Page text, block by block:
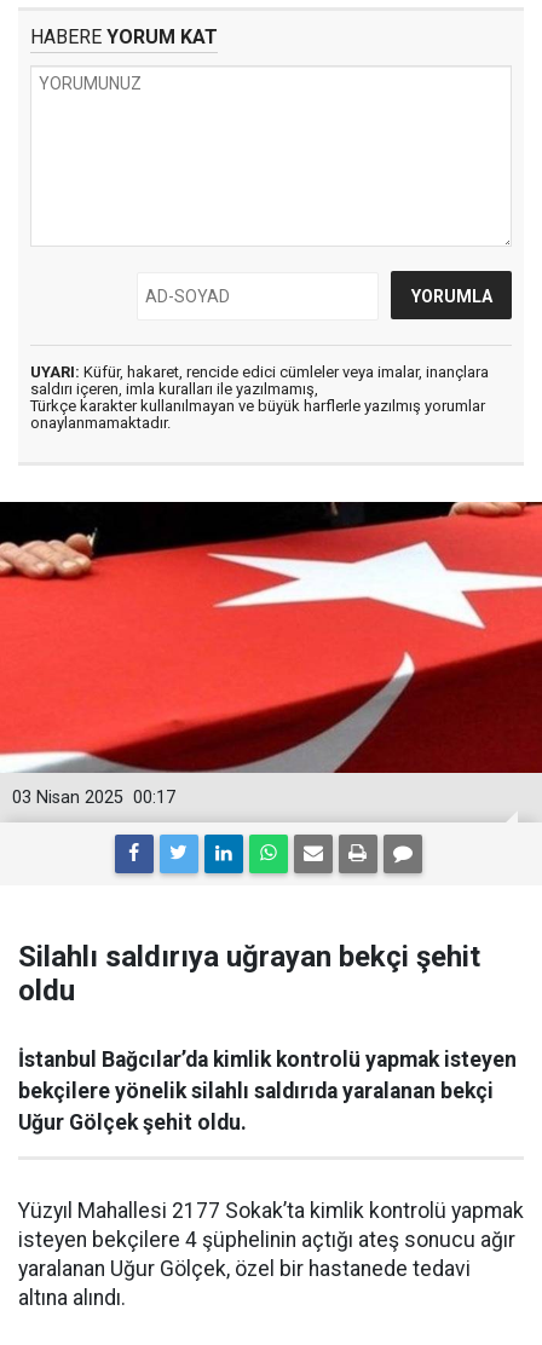
HABERE YORUM KAT
UYARI: Küfür, hakaret, rencide edici cümleler veya imalar, inançlara
saldırı içeren, imla kuralları ile yazılmamış,
Türkçe karakter kullanılmayan ve büyük harflerle yazılmış yorumlar
onaylanmamaktadır.
00:17
03 Nisan 2025
Silahlı saldırıya uğrayan bekçi şehit
oldu
İstanbul Bağcılar’da kimlik kontrolü yapmak isteyen
bekçilere yönelik silahlı saldırıda yaralanan bekçi
Uğur Gölçek şehit oldu.
Yüzyıl Mahallesi 2177 Sokak’ta kimlik kontrolü yapmak
isteyen bekçilere 4 şüphelinin açtığı ateş sonucu ağır
yaralanan Uğur Gölçek, özel bir hastanede tedavi
altına alındı.